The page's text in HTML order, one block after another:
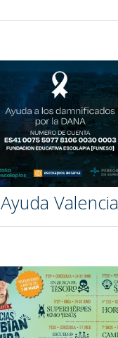
Ayuda Valencia